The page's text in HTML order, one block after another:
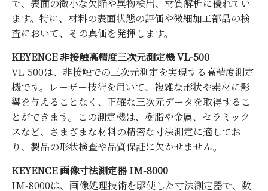
で、表面の微小な欠陥や異物検出、材質解析に優れてい
ます。特に、材料の表面状態の評価や微細加工部品の検
査において、その真価を発揮します。
KEYENCE 非接触高精度三次元測定機 VL-500
VL-500は、非接触での三次元測定を実現する高精度測定
機です。レーザー技術を用いて、複雑な形状や素材に影
響を与えることなく、正確な三次元データを取得するこ
とができます。この測定機は、樹脂や金属、セラミック
スなど、さまざまな材料の精密な寸法測定に適してお
り、製品の形状検査や品質保証に欠かせません。
KEYENCE 画像寸法測定器 IM-8000
IM-8000は、画像処理技術を駆使した寸法測定器で、数